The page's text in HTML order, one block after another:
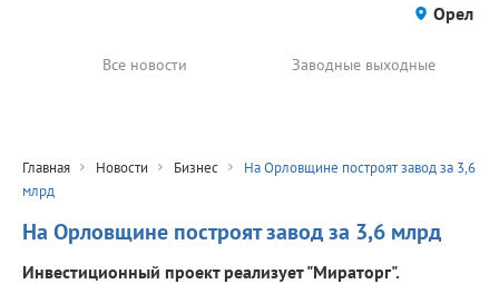
Орел
Все новости Заводные выходные
Главная Новости Бизнес
На Орловщине построят завод за 3,6
млрд
На Орловщине построят завод за 3,6 млрд
Инвестиционный проект реализует "Мираторг".